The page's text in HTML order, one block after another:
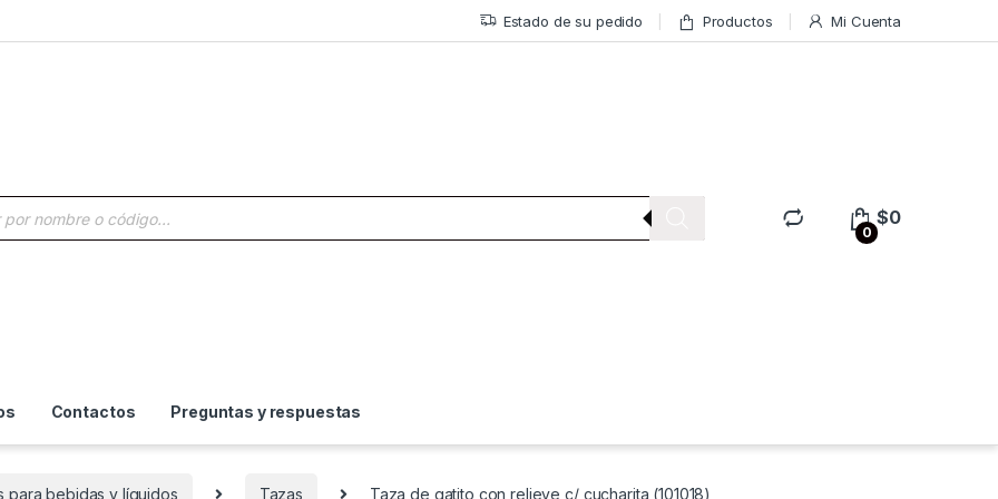
Estado de su pedido Productos Mi Cuenta
de productos
0
$0
Contactos Preguntas y respuestas
para bebidas y líquidos Tazas Taza de gatito con relieve c/ cucharita (101018)